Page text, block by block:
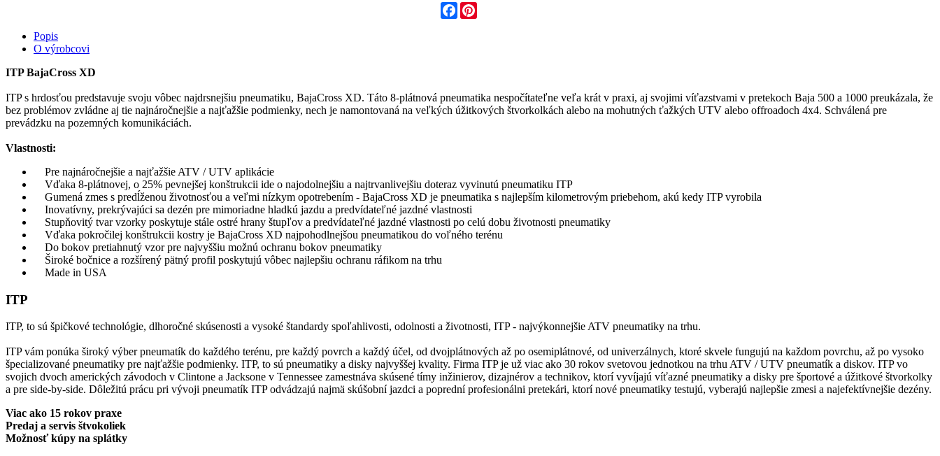
Facebook
Popis
O výrobcovi
ITP BajaCross XD
ITP s hrdosťou predstavuje svoju vôbec najdrsnejšiu pneumatiku, BajaCross XD. Táto 8-plátnová pneumatika nespočítateľne veľa krát v praxi, aj svojimi víťazstvami v pretekoch Baja 500 a 1000 preukázala, že
bez problémov zvládne aj tie najnáročnejšie a najťažšie podmienky, nech je namontovaná na veľkých úžitkových štvorkolkách alebo na mohutných ťažkých UTV alebo offroadoch 4x4. Schválená pre
prevádzku na pozemných komunikáciách.
Vlastnosti:
Pre najnáročnejšie a najťažšie ATV / UTV aplikácie
Vďaka 8-plátnovej, o 25% pevnejšej konštrukcii ide o najodolnejšiu a najtrvanlivejšiu doteraz vyvinutú pneumatiku ITP
Gumená zmes s predĺženou životnosťou a veľmi nízkym opotrebením - BajaCross XD je pneumatika s najlepším kilometrovým priebehom, akú kedy ITP vyrobila
Inovatívny, prekrývajúci sa dezén pre mimoriadne hladkú jazdu a predvídateľné jazdné vlastnosti
Stupňovitý tvar vzorky poskytuje stále ostré hrany štupľov a predvídateľné jazdné vlastnosti po celú dobu životnosti pneumatiky
Vďaka pokročilej konštrukcii kostry je BajaCross XD najpohodlnejšou pneumatikou do voľného terénu
Do bokov pretiahnutý vzor pre najvyššiu možnú ochranu bokov pneumatiky
Široké bočnice a rozšírený pätný profil poskytujú vôbec najlepšiu ochranu ráfikom na trhu
Made in USA
ITP
ITP, to sú špičkové technológie, dlhoročné skúsenosti a vysoké štandardy spoľahlivosti, odolnosti a životnosti, ITP - najvýkonnejšie ATV pneumatiky na trhu.
ITP vám ponúka široký výber pneumatík do každého terénu, pre každý povrch a každý účel, od dvojplátnových až po osemiplátnové, od univerzálnych, ktoré skvele fungujú na každom povrchu, až po vysoko
špecializované pneumatiky pre najťažšie podmienky. ITP, to sú pneumatiky a disky najvyššej kvality. Firma ITP je už viac ako 30 rokov svetovou jednotkou na trhu ATV / UTV pneumatík a diskov. ITP vo
svojich dvoch amerických závodoch v Clintone a Jacksone v Tennessee zamestnáva skúsené tímy inžinierov, dizajnérov a technikov, ktorí vyvíjajú víťazné pneumatiky a disky pre športové a úžitkové štvorkolky
a pre side-by-side. Dôležitú prácu pri vývoji pneumatík ITP odvádzajú najmä skúšobní jazdci a poprední profesionálni pretekári, ktorí nové pneumatiky testujú, vyberajú najlepšie zmesi a najefektívnejšie dezény.
Viac ako 15 rokov praxe
Predaj a servis štvokoliek
Možnosť kúpy na splátky